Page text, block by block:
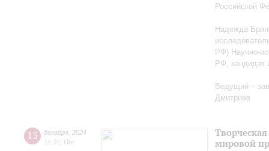
Российской
Надежда
РФ) Научно-
РФ, кандидат
Ведущий –
Дмитриев
13 декабря 2024
18:30 Пт
мировой